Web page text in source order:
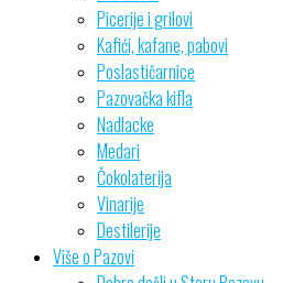
Picerije i grilovi
Kafići, kafane, pabovi
Poslastičarnice
Pazovačka kifla
Nadlacke
Medari
Čokolaterija
Vinarije
Destilerije
Više o Pazovi